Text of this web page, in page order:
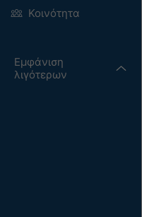
Κοινότητα
Εμφάνιση
λιγότερων